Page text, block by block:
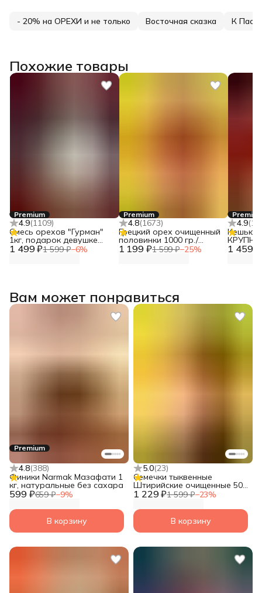
- 20% на ОРЕХИ и не только Восточная сказка К
Похожие товары
Premium
4.9(1109)
1 499 ₽1 599 ₽−6%
Смесь орехов "Гурман"
1кг, подарок девушке
Narmak (набор орехов
Premium
4.8(1673)
1 199 ₽1 599 ₽−25%
Грецкий орех очищенный
половинки 1000 гр./
орехи от Narmak
4.9(
1 459 ₽
Кешью
г от
Вам может понравиться
Premium
4.8(388)
599 ₽659 ₽−9%
Финики Narmak Мазафати 1
кг, натуральные без сахара
В корзину
5.0(23)
1 229 ₽1 599 ₽−23%
Семечки тыквенные
Штирийские очищенные 500
гр, суперфуд от Narmak
В корзину